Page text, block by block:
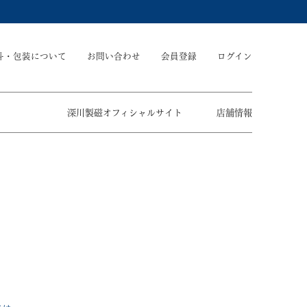
・包装について お問い合わせ 会員登録 ログイン
深川製磁オフィシャルサイト 店舗情報